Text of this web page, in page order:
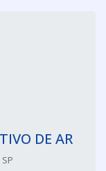
DE AR